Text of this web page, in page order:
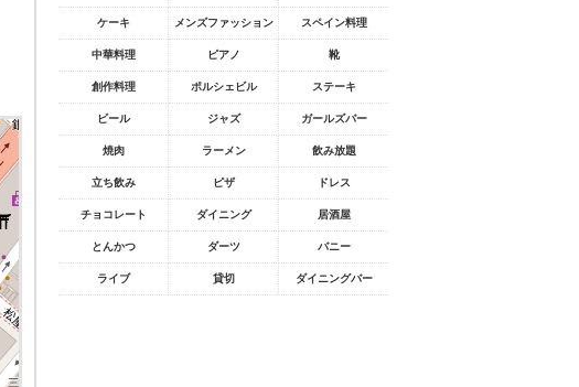
ケーキ メンズファッション スペイン料理
中華料理 ピアノ 靴
創作料理 ポルシェビル ステーキ
ビール ジャズ ガールズバー
焼肉 ラーメン 飲み放題
立ち飲み ピザ ドレス
チョコレート ダイニング 居酒屋
とんかつ ダーツ バニー
ライブ 貸切 ダイニングバー